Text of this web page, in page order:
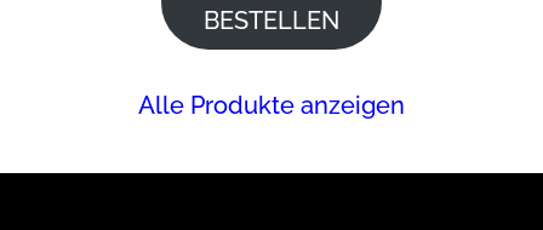
BESTELLEN
Alle Produkte anzeigen